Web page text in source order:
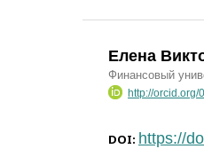
Елена
Финансовый
http://
DOI: https://